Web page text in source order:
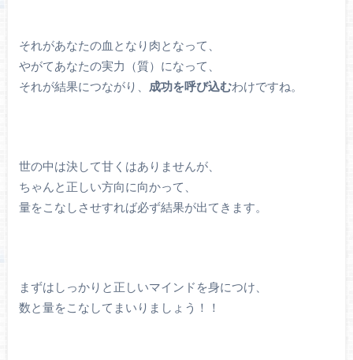
それがあなたの血となり肉となって、
やがてあなたの実力（質）になって、
それが結果につながり、 成功を呼び込むわけですね。
世の中は決して甘くはありませんが、
ちゃんと正しい方向に向かって、
量をこなしさせすれば必ず結果が出てきます。
まずはしっかりと正しいマインドを身につけ、
数と量をこなしてまいりましょう！！